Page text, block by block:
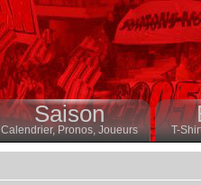
Saison
Calendrier,Pronos, Joueurs T-